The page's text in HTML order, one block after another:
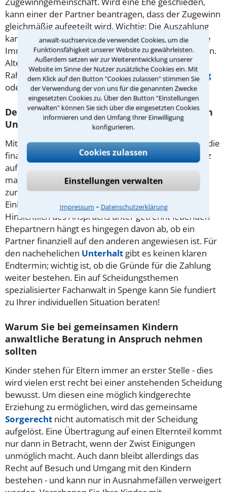
anwalt-suchservice.de verwendet Cookies, um die
Funktionsfähigkeit unserer Website zu gewährleisten.
Außerdem setzen wir zur Weiterentwicklung unserer
Website im Sinne der Nutzer zusätzliche Cookies ein. Mit
dem Klick auf den Button "Cookies zulassen" stimmen Sie
der Verwendung der von uns für die genannten Zwecke
eingesetzten Cookies zu. Über den Button "Einstellungen
verwalten" können Sie sich über die eingesetzten Cookies
informieren und den Umfang Ihrer Einwilligung
konfigurieren.
Cookies zulassen
Einstellungen verwalten
Impressum ⁃ Datenschutzerklärung
kann einer der Partner beantragen, dass der Zugewinn
gleichmäßig aufgeteilt wird. Wichtig: Die Auszahlung
kann nur in Geld verlangt werden, eine gemeinsame
Immobilie muss also nicht zwingend verkauft werden.
Alternativ besteht auch die Möglichkeit, sich im
Rahmen eines Ehevertrags auf eineGütertrennung
oder eine Gütergemeinschaft zu einigen.
Deshalb empfiehlt sich ein Rechtsbeistand in
Unterhaltsfragen
Mit der Scheidung gehen oft Ängste im Hinblick auf die
finanzielle Versorgung einher - dabei kommt es ganz
auf die Situation an: Bei Zahlungen für Kinder kann
man auf die Leitlinie der Düsseldorfer Tabelle
zurückgreifen - je nach Alter des Kindes und
Einkommen ist die Höhe des Betrages festgelegt.
Hinsichtlich des Anspruchs unter getrennt lebenden
Ehepartnern hängt es hingegen davon ab, ob ein
Partner finanziell auf den anderen angewiesen ist. Für
den nachehelichen Unterhalt gibt es keinen klaren
Endtermin; wichtig ist, ob die Gründe für die Zahlung
weiter bestehen. Ein auf Scheidungsthemen
spezialisierter Fachanwalt in Spenge kann Sie fundiert
zu Ihrer individuellen Situation beraten!
Warum Sie bei gemeinsamen Kindern
anwaltliche Beratung in Anspruch nehmen
sollten
Kinder stehen für Eltern immer an erster Stelle - dies
wird vielen erst recht bei einer anstehenden Scheidung
bewusst. Um diesen eine möglich kindgerechte
Erziehung zu ermöglichen, wird das gemeinsame
Sorgerecht nicht automatisch mit der Scheidung
aufgelöst. Eine Übertragung auf einen Elternteil kommt
nur dann in Betracht, wenn der Zwist Einigungen
unmöglich macht. Auch dann bleibt allerdings das
Recht auf Besuch und Umgang mit den Kindern
bestehen - und kann nur in Ausnahmefällen verweigert